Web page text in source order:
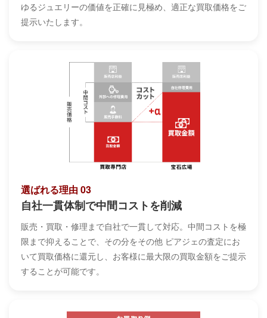
ゆるジュエリーの価値を正確に見極め、適正な買取価格をご
提示いたします。
選ばれる理由 03
自社一貫体制で中間コストを削減
販売・買取・修理まで自社で一貫して対応。中間コストを極
限まで抑えることで、その分をその他 ピアジェの査定にお
いて買取価格に還元し、お客様に最大限の買取金額をご提示
することが可能です。